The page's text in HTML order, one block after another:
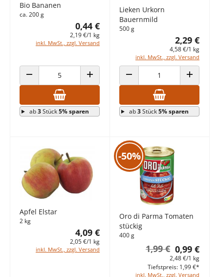
Bio Bananen
ca. 200 g
0,44 €
2,19 €/1 kg
inkl. MwSt., zzgl. Versand
ANZAHL VERRINGERN ANZAHL ERHÖHEN
ab3Stück5% sparen
Lieken Urkorn
Bauernmild
500 g
2,29 €
4,58 €/1 kg
inkl. MwSt., zzgl. Versand
ANZAHL VERRINGERN ANZAHL
ab3Stück5% sparen
Apfel Elstar
2 kg
4,09 €
2,05 €/1 kg
inkl. MwSt., zzgl. Versand
-50%
Oro di Parma Tomaten
stückig
400 g
0,99 €
1,99 €
2,48 €/1 kg
inkl. MwSt., zzgl. Versand
Tiefstpreis: 1,99 €*